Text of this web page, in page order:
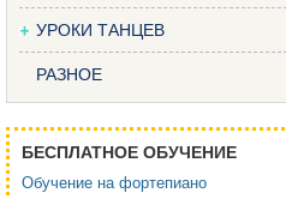
УРОКИ ТАНЦЕВ
РАЗНОЕ
БЕСПЛАТНОЕ ОБУЧЕНИЕ
Обучение на фортепиано